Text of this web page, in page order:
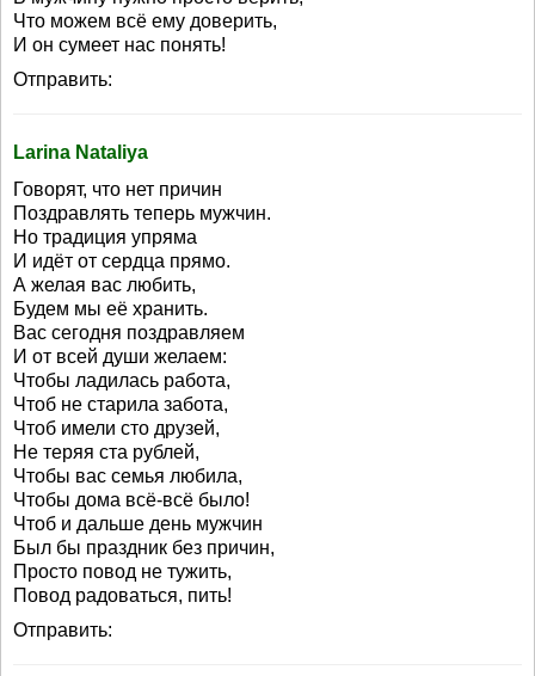
Что можем всё ему доверить,
И он сумеет нас понять!
Отправить:
Larina Nataliya
Говорят, что нет причин
Поздравлять теперь мужчин.
Но традиция упряма
И идёт от сердца прямо.
А желая вас любить,
Будем мы её хранить.
Вас сегодня поздравляем
И от всей души желаем:
Чтобы ладилась работа,
Чтоб не старила забота,
Чтоб имели сто друзей,
Не теряя ста рублей,
Чтобы вас семья любила,
Чтобы дома всё-всё было!
Чтоб и дальше день мужчин
Был бы праздник без причин,
Просто повод не тужить,
Повод радоваться, пить!
Отправить: